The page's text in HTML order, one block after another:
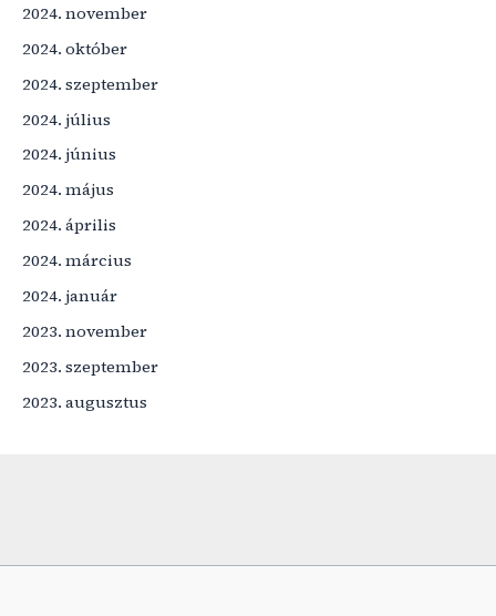
2024. november
2024. október
2024. szeptember
2024. július
2024. június
2024. május
2024. április
2024. március
2024. január
2023. november
2023. szeptember
2023. augusztus